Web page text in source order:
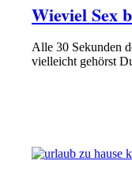
Wieviel Sex
Alle 30 Sekunden
vielleicht gehörst